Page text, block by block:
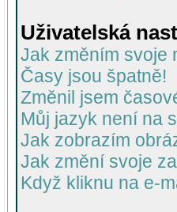
Uživatelská
Jak změním svoje
Časy jsou špatně!
Změnil jsem
Můj jazyk není na
Jak zobrazím
Jak změní svoje
Když kliknu na e-